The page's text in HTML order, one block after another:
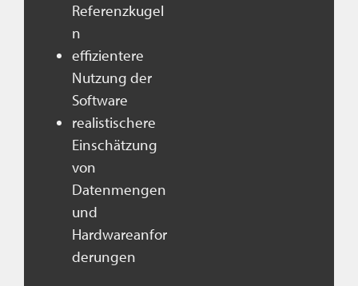
Referenzkugel
n
effizientere
Nutzung der
Software
realistischere
Einschätzung
von
Datenmengen
und
Hardwareanfor
derungen